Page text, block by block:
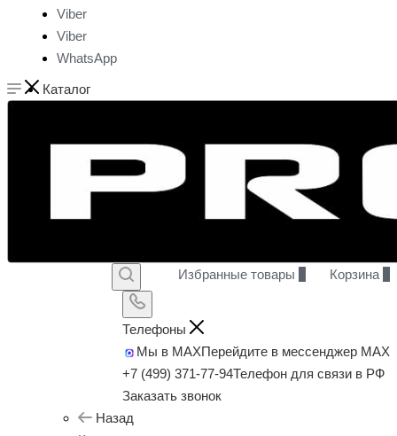
Viber
Viber
WhatsApp
Избранные товары Корзина
Телефоны
Мы в MAXПерейдите в мессенджер MAX
+7 (499) 371-77-94Телефон для связи в РФ
Заказать звонок
Каталог
Назад